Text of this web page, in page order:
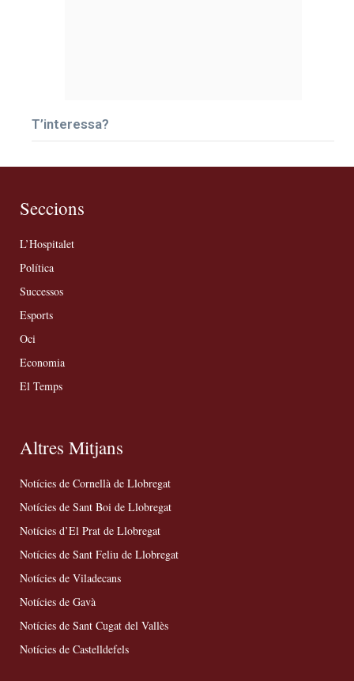
T’interessa?
Seccions
L’Hospitalet
Política
Successos
Esports
Oci
Economia
El Temps
Altres Mitjans
Notícies de Cornellà de Llobregat
Notícies de Sant Boi de Llobregat
Notícies d’El Prat de Llobregat
Notícies de Sant Feliu de Llobregat
Notícies de Viladecans
Notícies de Gavà
Notícies de Sant Cugat del Vallès
Notícies de Castelldefels